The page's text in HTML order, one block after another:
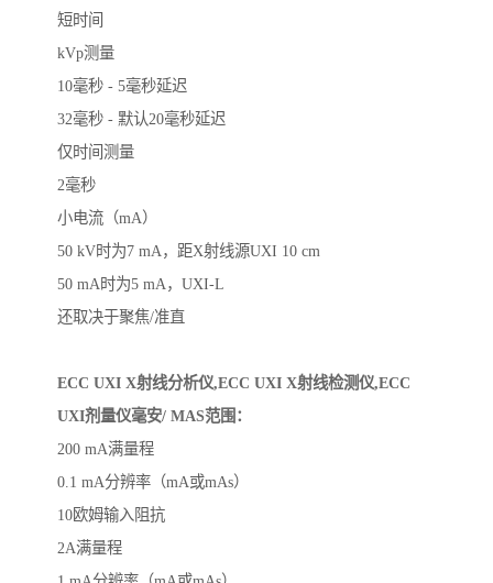
短时间
kVp测量
10毫秒 - 5毫秒延迟
32毫秒 - 默认20毫秒延迟
仅时间测量
2毫秒
小电流（mA）
50 kV时为7 mA，距X射线源UXI 10 cm
50 mA时为5 mA，UXI-L
还取决于聚焦/准直
ECC UXI X射线分析仪,ECC UXI X射线检测仪,ECC
UXI剂量仪毫安/ MAS范围：
200 mA满量程
0.1 mA分辨率（mA或mAs）
10欧姆输入阻抗
2A满量程